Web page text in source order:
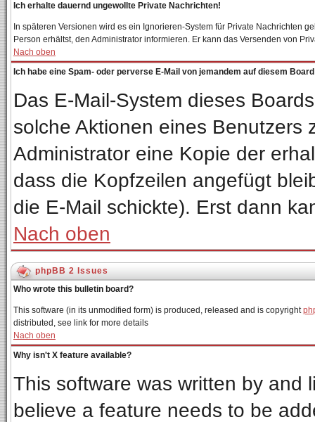
Ich erhalte dauernd ungewollte Private Nachrichten!
In späteren Versionen wird es ein Ignorieren-System für Private Nachrichten
Person erhältst, den Administrator informieren. Er kann das Versenden von
Nach oben
Ich habe eine Spam- oder perverse E-Mail von jemandem auf diesem
Das E-Mail-System dieses
solche Aktionen eines Benutzers
Administrator eine Kopie der
dass die Kopfzeilen angefügt
die E-Mail schickte). Erst dann
Nach oben
phpBB 2 Issues
Who wrote this bulletin board?
This software (in its unmodified form) is produced, released and is copyright
distributed, see link for more details
Nach oben
Why isn't X feature available?
This software was written by and
believe a feature needs to be